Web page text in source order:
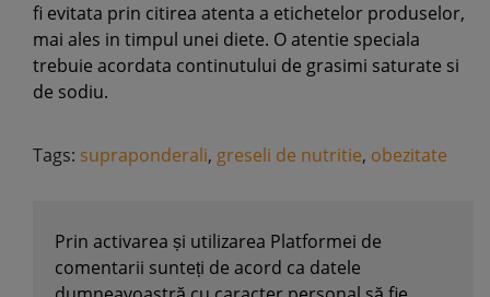
fi evitata prin citirea atenta a etichetelor produselor,
mai ales in timpul unei diete. O atentie speciala
trebuie acordata continutului de grasimi saturate si
de sodiu.
Tags: supraponderali, greseli de nutritie, obezitate
Prin activarea și utilizarea Platformei de
comentarii sunteți de acord ca datele